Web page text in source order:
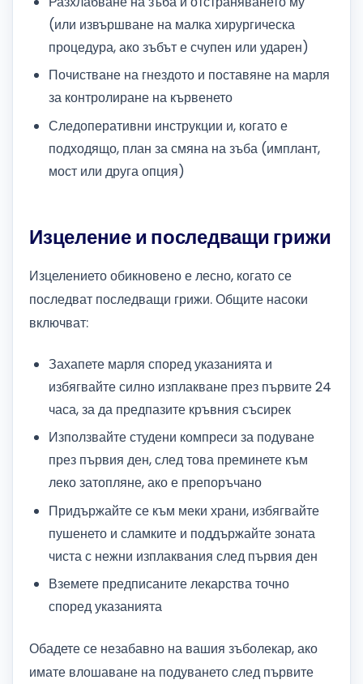
(или извършване на малка хирургическа
процедура, ако зъбът е счупен или ударен)
Почистване на гнездото и поставяне на марля
за контролиране на кървенето
Следоперативни инструкции и, когато е
подходящо, план за смяна на зъба (имплант,
мост или друга опция)
Изцеление и последващи грижи
Изцелението обикновено е лесно, когато се
последват последващи грижи. Общите насоки
включват:
Захапете марля според указанията и
избягвайте силно изплакване през първите 24
часа, за да предпазите кръвния съсирек
Използвайте студени компреси за подуване
през първия ден, след това преминете към
леко затопляне, ако е препоръчано
Придържайте се към меки храни, избягвайте
пушенето и сламките и поддържайте зоната
чиста с нежни изплаквания след първия ден
Вземете предписаните лекарства точно
според указанията
Обадете се незабавно на вашия зъболекар, ако
имате влошаване на подуването след първите